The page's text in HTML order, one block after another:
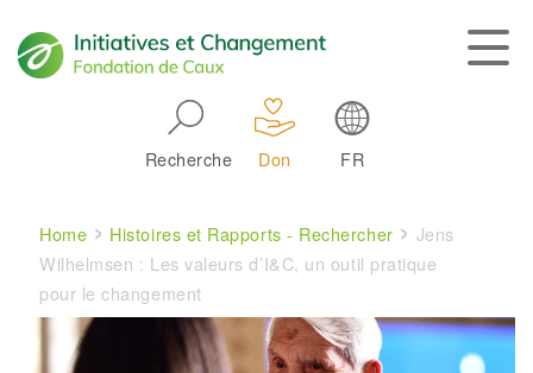
Recherche Don FR
Breadcrumb
Home Histoires et Rapports - Rechercher
Jens
Wilhelmsen : Les valeurs d’I&C, un outil pratique
pour le changement